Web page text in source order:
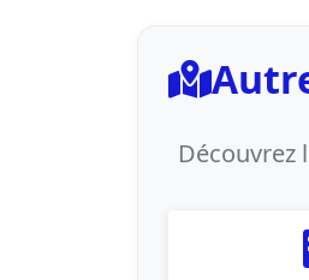
Découvrez